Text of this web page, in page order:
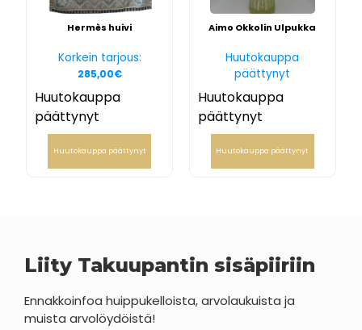
Hermès huivi
Korkein tarjous:
285,00€
Huutokauppa
päättynyt
Huutokauppa päättynyt
Aimo Okkolin Ulpukka
Huutokauppa
päättynyt
Huutokauppa
päättynyt
Huutokauppa päättynyt
Liity Takuupantin sisäpiiriin
Ennakkoinfoa huippukelloista, arvolaukuista ja
muista arvolöydöistä!